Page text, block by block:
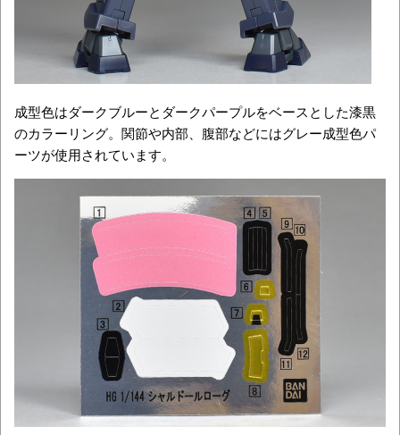
成型色はダークブルーとダークパープルをベースとした漆黒
のカラーリング。関節や内部、腹部などにはグレー成型色パ
ーツが使用されています。